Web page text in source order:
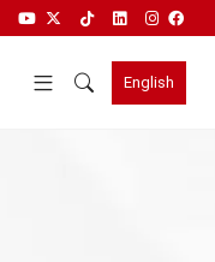
English